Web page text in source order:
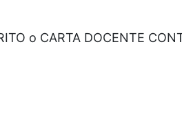
o CARTA DOCENTE